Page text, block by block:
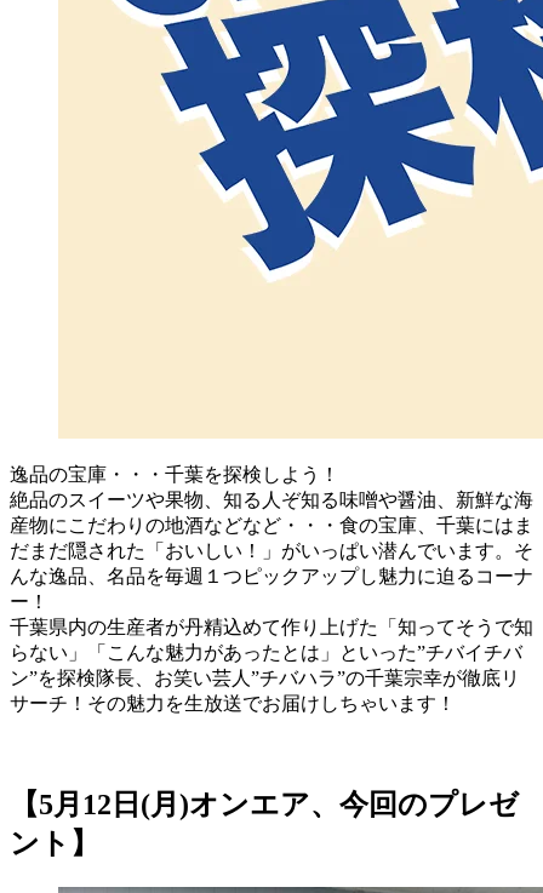
逸品の宝庫・・・千葉を探検しよう！
絶品のスイーツや果物、知る人ぞ知る味噌や醤油、新鮮な海
産物にこだわりの地酒などなど・・・食の宝庫、千葉にはま
だまだ隠された「おいしい！」がいっぱい潜んでいます。そ
んな逸品、名品を毎週１つピックアップし魅力に迫るコーナ
ー！
千葉県内の生産者が丹精込めて作り上げた「知ってそうで知
らない」「こんな魅力があったとは」といった”チバイチバ
ン”を探検隊長、お笑い芸人”チバハラ”の千葉宗幸が徹底リ
サーチ！その魅力を生放送でお届けしちゃいます！
【5月12日(月)オンエア、今回のプレゼ
ント】